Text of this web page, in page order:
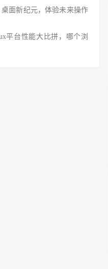
面新纪元，体验未来操作
平台性能大比拼，哪个浏